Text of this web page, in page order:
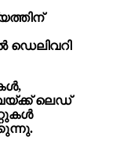
ഡെലിവറി
ലെഡ്